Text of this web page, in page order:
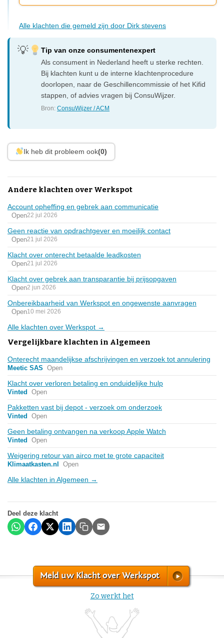
Alle klachten die gemeld zijn door Dirk stevens
Tip van onze consumentenexpert
Als consument in Nederland heeft u sterke rechten.
Bij klachten kunt u de interne klachtenprocedure
doorlopen, naar de Geschillencommissie of het Kifid
stappen, of advies vragen bij ConsuWijzer.
Bron:ConsuWijzer / ACM
Ik heb dit probleem ook(0)
Andere klachten over Werkspot
Account opheffing en gebrek aan communicatie
Open22 jul 2026
Geen reactie van opdrachtgever en moeilijk contact
Open21 jul 2026
Klacht over onterecht betaalde leadkosten
Open21 jul 2026
Klacht over gebrek aan transparantie bij prijsopgaven
Open2 jun 2026
Onbereikbaarheid van Werkspot en ongewenste aanvragen
Open10 mei 2026
Alle klachten over Werkspot →
Vergelijkbare klachten in Algemeen
Onterecht maandelijkse afschrijvingen en verzoek tot annulering
Meetic SAS Open
Klacht over verloren betaling en onduidelijke hulp
Vinted Open
Pakketten vast bij depot - verzoek om onderzoek
Vinted Open
Geen betaling ontvangen na verkoop Apple Watch
Vinted Open
Weigering retour van airco met te grote capaciteit
Klimaatkasten.nl Open
Alle klachten in Algemeen →
Deel deze klacht
Meld uw Klacht over Werkspot
Zo werkt het